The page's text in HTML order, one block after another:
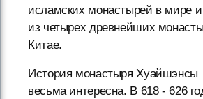
исламских монастырей в мире
из четырех древнейших
Китае.
История монастыря Хуайшэнсы
весьма интересна. В 618 - 626